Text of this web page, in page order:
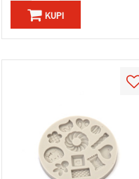
KUPI